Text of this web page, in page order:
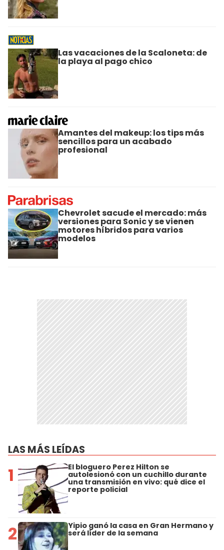
Las vacaciones de la Scaloneta: de
la playa al pago chico
Amantes del makeup: los tips más
sencillos para un acabado
profesional
Chevrolet sacude el mercado: más
versiones para Sonic y se vienen
motores híbridos para varios
modelos
LAS MÁS LEÍDAS
1 El bloguero Perez Hilton se
autolesionó con un cuchillo durante
una transmisión en vivo: qué dice el
reporte policial
2 Yipio ganó la casa en Gran Hermano y
será líder de la semana